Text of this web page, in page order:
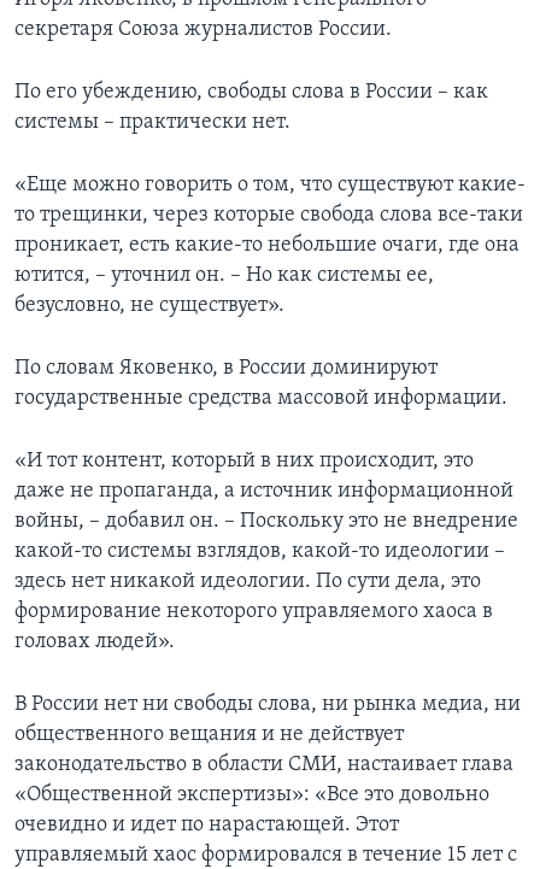
секретаря Союза журналистов России.
По его убеждению, свободы слова в России – как
системы – практически нет.
«Еще можно говорить о том, что существуют какие-
то трещинки, через которые свобода слова все-таки
проникает, есть какие-то небольшие очаги, где она
ютится, – уточнил он. – Но как системы ее,
безусловно, не существует».
По словам Яковенко, в России доминируют
государственные средства массовой информации.
«И тот контент, который в них происходит, это
даже не пропаганда, а источник информационной
войны, – добавил он. – Поскольку это не внедрение
какой-то системы взглядов, какой-то идеологии –
здесь нет никакой идеологии. По сути дела, это
формирование некоторого управляемого хаоса в
головах людей».
В России нет ни свободы слова, ни рынка медиа, ни
общественного вещания и не действует
законодательство в области СМИ, настаивает глава
«Общественной экспертизы»: «Все это довольно
очевидно и идет по нарастающей. Этот
управляемый хаос формировался в течение 15 лет с